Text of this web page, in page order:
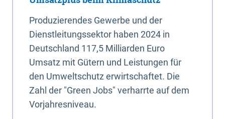
Produzierendes Gewerbe und der
Dienstleitungssektor haben 2024 in
Deutschland 117,5 Milliarden Euro
Umsatz mit Gütern und Leistungen für
den Umweltschutz erwirtschaftet. Die
Zahl der "Green Jobs" verharrte auf dem
Vorjahresniveau.